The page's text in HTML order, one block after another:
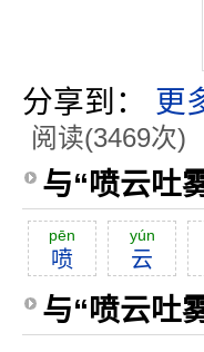
分享到： 更
阅读(3469次)
与“喷云吐
pēn
喷
yún
云
与“喷云吐